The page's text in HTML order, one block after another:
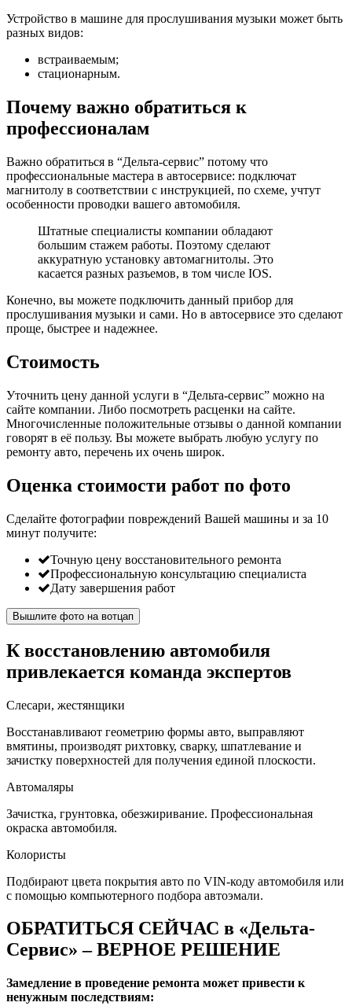
Устройство в машине для прослушивания музыки может быть
разных видов:
встраиваемым;
стационарным.
Почему важно обратиться к
профессионалам
Важно обратиться в “Дельта-сервис” потому что
профессиональные мастера в автосервисе: подключат
магнитолу в соответствии с инструкцией, по схеме, учтут
особенности проводки вашего автомобиля.
Штатные специалисты компании обладают
большим стажем работы. Поэтому сделают
аккуратную установку автомагнитолы. Это
касается разных разъемов, в том числе IOS.
Конечно, вы можете подключить данный прибор для
прослушивания музыки и сами. Но в автосервисе это сделают
проще, быстрее и надежнее.
Стоимость
Уточнить цену данной услуги в “Дельта-сервис” можно на
сайте компании. Либо посмотреть расценки на сайте.
Многочисленные положительные отзывы о данной компании
говорят в её пользу. Вы можете выбрать любую услугу по
ремонту авто, перечень их очень широк.
Оценка стоимости работ по фото
Сделайте фотографии повреждений Вашей машины и за 10
минут получите:
Точную цену восстановительного ремонта
Профессиональную консультацию специалиста
Дату завершения работ
Вышлите фото на вотцап
К восстановлению автомобиля
привлекается команда экспертов
Слесари, жестянщики
Восстанавливают геометрию формы авто, выправляют
вмятины, производят рихтовку, сварку, шпатлевание и
зачистку поверхностей для получения единой плоскости.
Автомаляры
Зачистка, грунтовка, обезжиривание. Профессиональная
окраска автомобиля.
Колористы
Подбирают цвета покрытия авто по VIN-коду автомобиля или
с помощью компьютерного подбора автоэмали.
ОБРАТИТЬСЯ СЕЙЧАС в «Дельта-
Сервис» – ВЕРНОЕ РЕШЕНИЕ
Замедление в проведение ремонта может привести к
ненужным последствиям: